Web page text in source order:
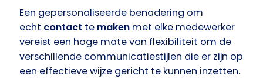
Een gepersonaliseerde benadering om
echt contact te maken met elke medewerker
vereist een hoge mate van flexibiliteit om de
verschillende communicatiestijlen die er zijn op
een effectieve wijze gericht te kunnen inzetten.